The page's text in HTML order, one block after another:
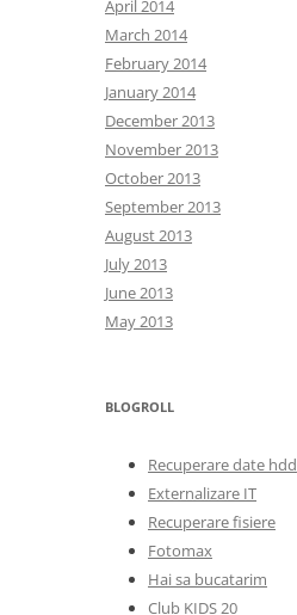
April 2014
March 2014
February 2014
January 2014
December 2013
November 2013
October 2013
September 2013
August 2013
July 2013
June 2013
May 2013
BLOGROLL
Recuperare date hdd
Externalizare IT
Recuperare fisiere
Fotomax
Hai sa bucatarim
Club KIDS 20